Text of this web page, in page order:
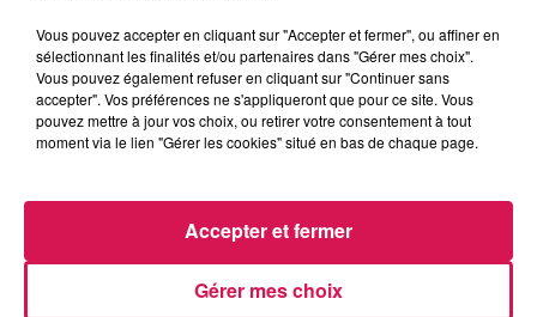
ANGÈLE FEAT. JUSTICE
What You Want
TEMPER CITY
Self Aware Coeur
LES ARTICLES LES PLUS CONSULTÉS
CHALEUR ET RISQUE
D'ORAGES CE LUNDI EN
Vous pouvez accepter en cliquant sur "Accepter et fermer", ou affiner en
sélectionnant les finalités et/ou partenaires dans "Gérer mes choix".
Vous pouvez également refuser en cliquant sur "Continuer sans
accepter". Vos préférences ne s'appliqueront que pour ce site. Vous
pouvez mettre à jour vos choix, ou retirer votre consentement à tout
moment via le lien "Gérer les cookies" situé en bas de chaque page.
Gérer mes choix
Accepter et fermer